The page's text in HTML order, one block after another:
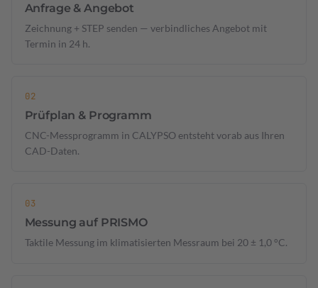
Anfrage & Angebot
Zeichnung + STEP senden — verbindliches Angebot mit
Termin in 24 h.
Prüfplan & Programm
CNC-Messprogramm in CALYPSO entsteht vorab aus Ihren
CAD-Daten.
Messung auf PRISMO
Taktile Messung im klimatisierten Messraum bei 20 ± 1,0 °C.